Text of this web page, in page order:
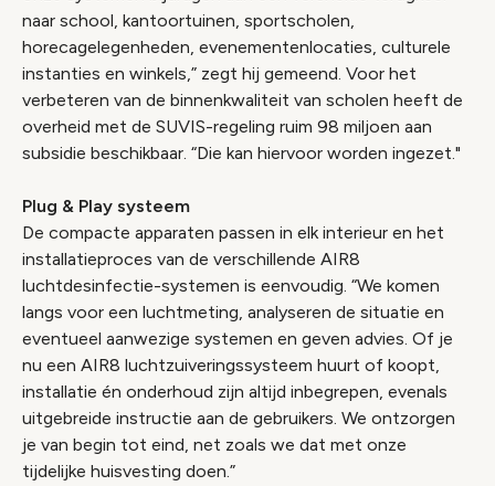
naar school, kantoortuinen, sportscholen,
horecagelegenheden, evenementenlocaties, culturele
instanties en winkels,” zegt hij gemeend. Voor het
verbeteren van de binnenkwaliteit van scholen heeft de
overheid met de SUVIS-regeling ruim 98 miljoen aan
subsidie beschikbaar. “Die kan hiervoor worden ingezet."
Plug & Play systeem
De compacte apparaten passen in elk interieur en het
installatieproces van de verschillende AIR8
luchtdesinfectie-systemen is eenvoudig. “We komen
langs voor een luchtmeting, analyseren de situatie en
eventueel aanwezige systemen en geven advies. Of je
nu een AIR8 luchtzuiveringssysteem huurt of koopt,
installatie én onderhoud zijn altijd inbegrepen, evenals
uitgebreide instructie aan de gebruikers. We ontzorgen
je van begin tot eind, net zoals we dat met onze
tijdelijke huisvesting doen.”